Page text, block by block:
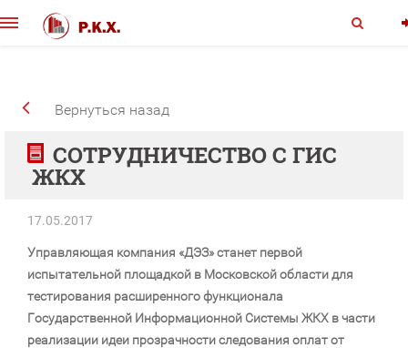
Вернуться назад
СОТРУДНИЧЕСТВО С ГИС
ЖКХ
17.05.2017
Управляющая компания «ДЭЗ» станет первой
испытательной площадкой в Московской области для
тестирования расширенного функционала
Государственной Информационной Системы ЖКХ в части
реализации идеи прозрачности следования оплат от